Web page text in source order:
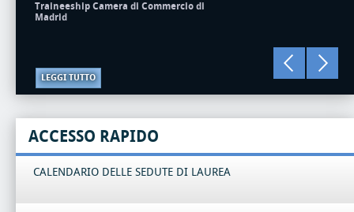
Traineeship Camera di Commercio di
Madrid
LEGGI TUTTO
ACCESSO RAPIDO
CALENDARIO DELLE SEDUTE DI LAUREA